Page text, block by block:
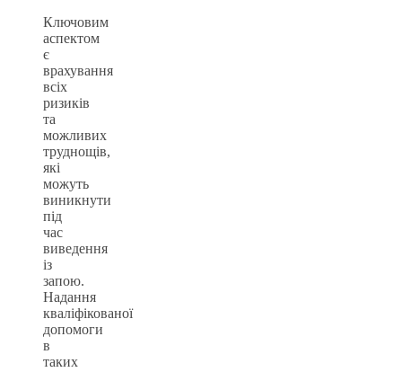
Ключовим
аспектом
є
врахування
всіх
ризиків
та
можливих
труднощів,
які
можуть
виникнути
під
час
виведення
із
запою.
Надання
кваліфікованої
допомоги
в
таких